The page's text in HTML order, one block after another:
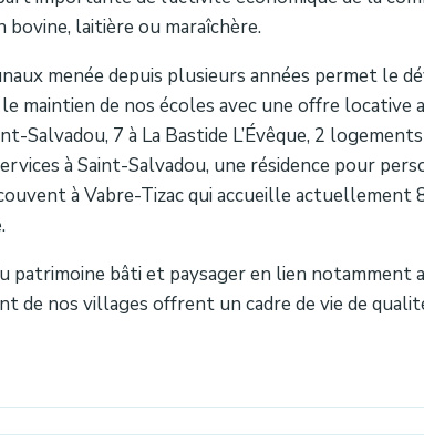
laitière ou maraîchère.
menée depuis plusieurs années permet le
maintien de nos écoles avec une offre locative
Salvadou, 7 à La Bastide L’Évêque, 2
à Saint-Salvadou, une résidence pour
à Vabre-Tizac qui accueille actuellement
patrimoine bâti et paysager en lien notamment
de nos villages offrent un cadre de vie de